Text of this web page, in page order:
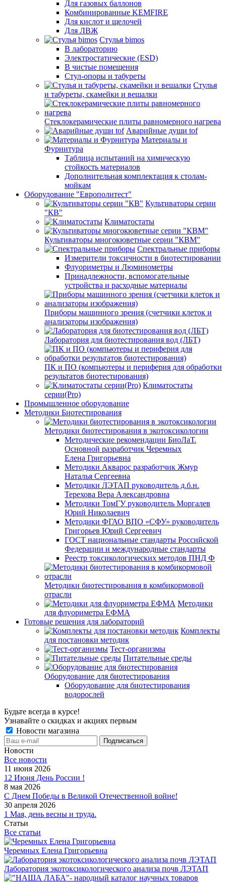
Для газовых баллонов
Комбинированные KEMFIRE
Для кислот и щелочей
Для ЛВЖ
Стулья bimos
В лабораторию
Электростатические (ESD)
В чистые помещения
Стул-опоры и табуреты
Стулья
и табуреты, скамейки и вешалки
Стеклокерамические плиты равномерного нагрева
Аварийные души tof
Материалы и
Фурнитура
Таблица испытаний на химическую
стойкость материалов
Дополнительная комплектация к столам-
мойкам
Оборудование "Европолитест"
Культиваторы серии
"КВ"
Климатостаты
Культиваторы многокюветные серии "КВМ"
Спектральные приборы
Измерители токсичности в биотестировании
Флуориметры и Люминометры
Принадлежности, вспомогательные
устройства и расходные материалы
Приборы машинного зрения (счетчики клеток и
анализаторы изображения)
Лаборатория для биотестирования вод (ЛБТ)
ПК и ПО (компьютеры и периферия для обработки
результатов биотестирования)
Климатостаты
серии(Pro)
Промышленное оборудование
Методики Биотестирования
Методики биотестирования в экотоксикологии
Методические рекомендации БиоЛаТ.
Основной разработчик Черемных
Елена Григорьевна
Методики Акварос разработчик Жмур
Наталья Сергеевна
Методики ЛЭТАП руководитель д.б.н.
Терехова Вера Александровна
Методики ТомГУ руководитель Моргалев
Юрий Николаевич
Методики ФГАО ВПО «СФУ» руководитель
Григорьев Юрий Сергеевич
ГОСТ национальные стандарты Российской
Федерации и международные стандарты
Реестр токсикологических методов ПНД Ф
Методики биотестирования в комбикормовой
отрасли
Методики
для флуориметра ЕФМА
Готовые решения для лабораторий
Комплекты
для постановки методик
Тест-организмы
Питательные среды
Оборудование для биотестирования
Оборудование для биотестирования
водорослей
Будьте всегда в курсе!
Узнавайте о скидках и акциях первым
Новости магазина
Новости
Все новости
11 июня 2026
12 Июня День России !
8 мая 2026
С Днем Победы в Великой Отечественной войне!
30 апреля 2026
1 Мая, день весны и труда.
Статьи
Все статьи
Черемных Елена Григорьевна
Лаборатория экотоксикологического анализа почв ЛЭТАП